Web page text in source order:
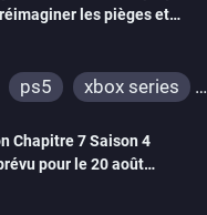
les pièges et
ps5
xbox series
Chapitre 7 Saison 4
pour le 20 août